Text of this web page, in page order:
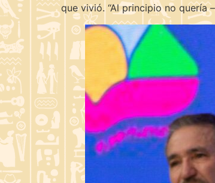
que vivió. “Al principio no quería